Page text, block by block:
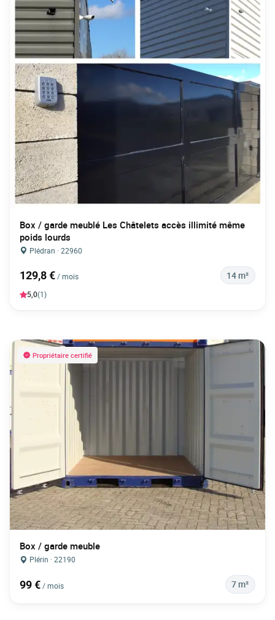
Box / garde meublé Les Châtelets accès illimité même
poids lourds
Plédran · 22960
129,8 €/ mois 14 m²
5,0(1)
Propriétaire certifié
Box / garde meuble
Plérin · 22190
99 €/ mois 7 m²